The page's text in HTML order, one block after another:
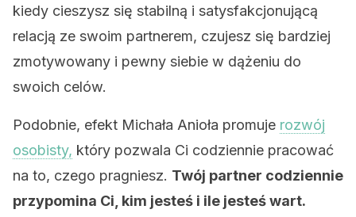
kiedy cieszysz się stabilną i satysfakcjonującą
relacją ze swoim partnerem, czujesz się bardziej
zmotywowany i pewny siebie w dążeniu do
swoich celów.
Podobnie, efekt Michała Anioła promuje rozwój
osobisty, który pozwala Ci codziennie pracować
na to, czego pragniesz. Twój partner codziennie
przypomina Ci, kim jesteś i ile jesteś wart.